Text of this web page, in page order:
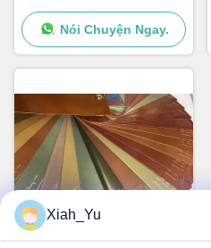
Chrome
Nói Chuyện Ngay.
Xiah_Yu